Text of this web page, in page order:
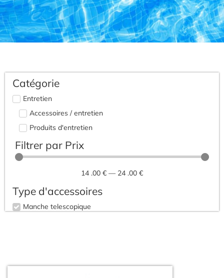
Catégorie
Entretien
Accessoires / entretien
Produits d'entretien
Filtrer par Prix
14 .00 € — 24 .00 €
Type d'accessoires
Manche telescopique